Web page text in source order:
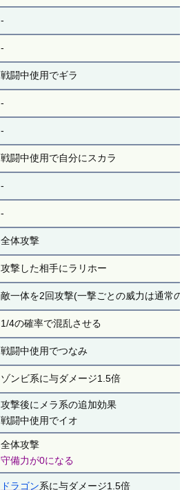
-
-
戦闘中使用でギラ
-
-
戦闘中使用で自分にスカラ
-
-
全体攻撃
攻撃した相手にラリホー
敵一体を2回攻撃(一撃ごとの威力は通常
1/4の確率で混乱させる
戦闘中使用でつなみ
ゾンビ系に与ダメージ1.5倍
攻撃後にメラ系の追加効果
戦闘中使用でイオ
全体攻撃
守備力が0になる
ドラゴン系に与ダメージ1.5倍